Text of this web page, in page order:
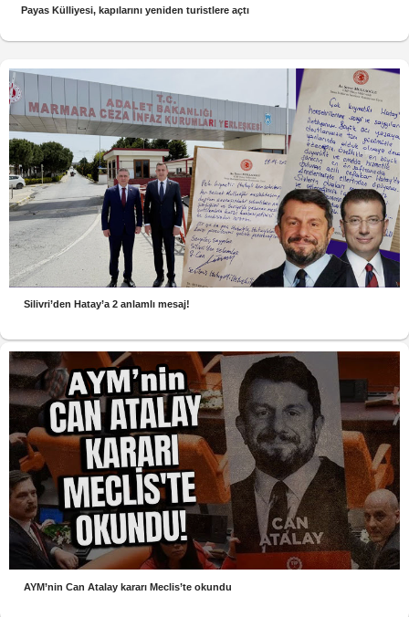
Payas Külliyesi, kapılarını yeniden turistlere açtı
Silivri’den Hatay’a 2 anlamlı mesaj!
AYM’nin Can Atalay kararı Meclis’te okundu